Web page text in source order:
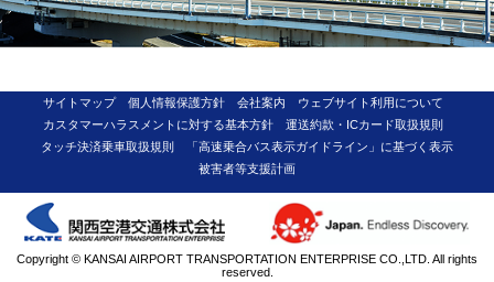
サイトマップ 個人情報保護方針 会社案内
ウェブサイト利用について
カスタマーハラスメントに対する基本方針
運送約款・ICカード取扱規則
タッチ決済乗車取扱規則
「高速乗合バス表示ガイドライン」に基づく表示
被害者等支援計画
Copyright © KANSAI AIRPORT TRANSPORTATION ENTERPRISE CO.,LTD. All rights
reserved.